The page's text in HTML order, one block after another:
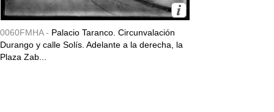
0060FMHA - Palacio Taranco. Circunvalación
Durango y calle Solís. Adelante a la derecha, la
Plaza Zab...